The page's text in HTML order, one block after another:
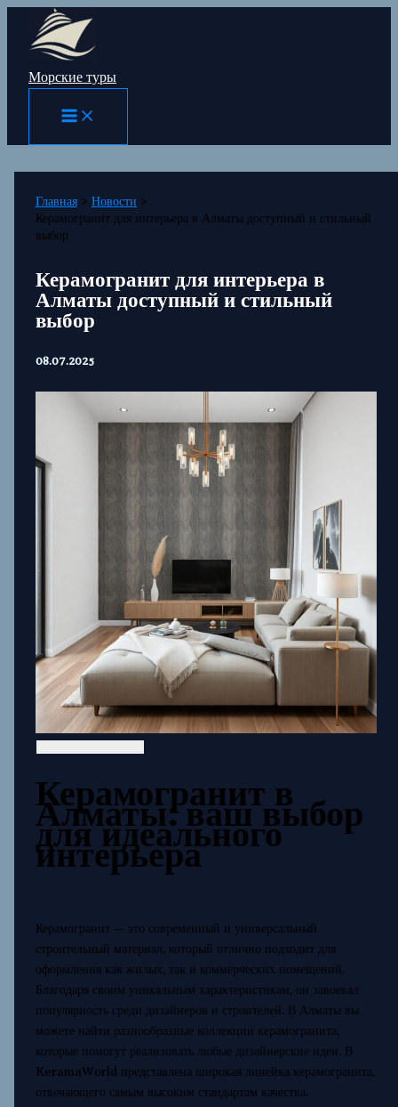
Перейти
содержимому
Морские туры
Главная
Новости
Керамогранит для интерьера в Алматы доступный и стильный
выбор
Керамогранит для интерьера в
Алматы доступный и стильный
выбор
08.07.2025
Керамогранит в
Алматы: ваш выбор
для идеального
интерьера
Керамогранит — это современный и универсальный
строительный материал, который отлично подходит для
оформления как жилых, так и коммерческих помещений.
Благодаря своим уникальным характеристикам, он завоевал
популярность среди дизайнеров и строителей. В Алматы вы
можете найти разнообразные коллекции керамогранита,
которые помогут реализовать любые дизайнерские идеи. В
KeramaWorld представлена широкая линейка керамогранита,
отвечающего самым высоким стандартам качества.